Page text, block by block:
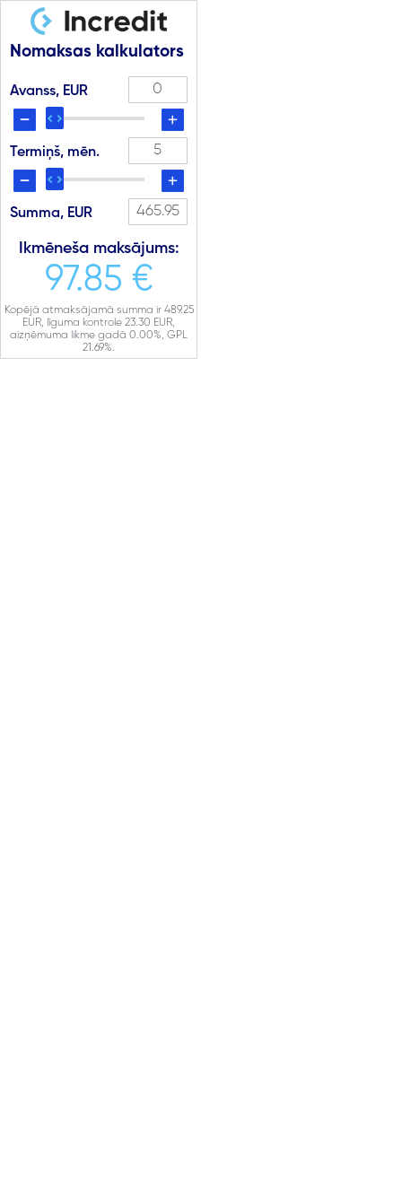
Nomaksas kalkulators
Avanss, EUR
Termiņš, mēn.
Summa, EUR
Ikmēneša maksājums:
97.85 €
Kopējā atmaksājamā summa ir 489.25
EUR, līguma kontrole 23.30 EUR,
aizņēmuma likme gadā 0.00%, GPL
21.69%.